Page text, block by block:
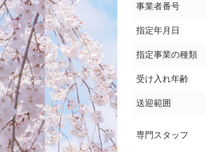
事業者番号
指定年月日
指定事業の種類
受け入れ年齢
送迎範囲
専門スタッフ